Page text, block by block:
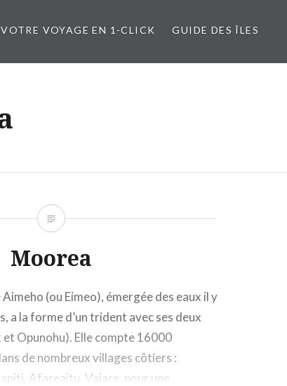
VOTRE VOYAGE EN 1-CLICK GUIDE DES ÎLES
Moorea
(ou Eimeo), émergée des eaux il y
a la forme d’un trident avec ses deux
et Opunohu). Elle compte 16000
de nombreux villages côtiers :
Afareaitu, Vaiare, pour une